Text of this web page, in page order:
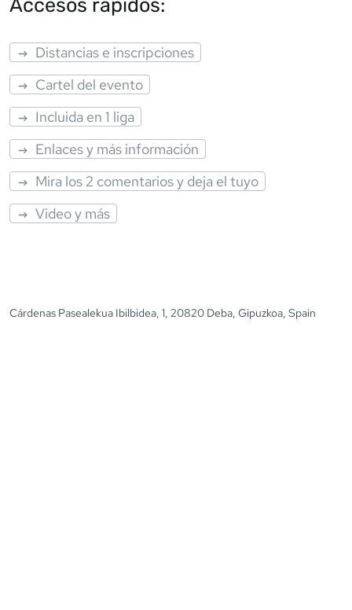
Distancias e inscripciones
Cartel del evento
Incluida en 1 liga
Enlaces y más información
Mira los 2 comentarios y deja el tuyo
Video y más
Cárdenas Pasealekua Ibilbidea, 1, 20820 Deba, Gipuzkoa, Spain